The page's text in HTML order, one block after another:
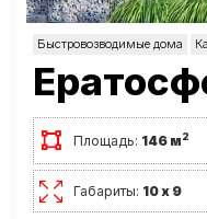
Быстровозводимые дома
Площадь: 146 м2
Габариты: 10 х 9